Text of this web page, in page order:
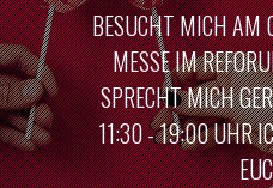
BESUCHT MICH
MESSE IM
SPRECHT MICH
11:30 - 19:00 UHR